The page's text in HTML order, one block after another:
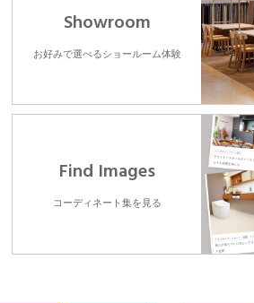
Showroom
お好みで選べるショールーム体験
Find Images
コーディネート集を見る